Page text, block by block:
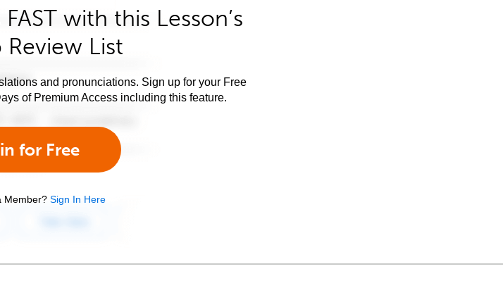
with this Lesson’s
Review List
and pronunciations. Sign up for your Free
of Premium Access including this feature.
for Free
Member? Sign In Here